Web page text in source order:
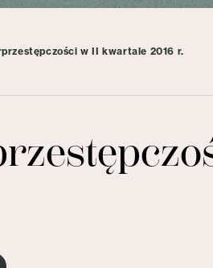
w II kwartale 2016 r.